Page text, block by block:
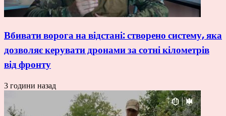
Вбивати ворога на відстані: створено систему, яка
дозволяє керувати дронами за сотні кілометрів
від фронту
3 години назад